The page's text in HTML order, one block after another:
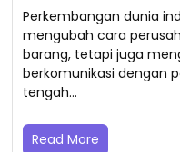
Perkembangan dunia
mengubah cara
barang, tetapi juga
berkomunikasi dengan
tengah…
Read More